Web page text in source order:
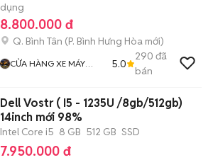
dụng
8.800.000 đ
Q. Bình Tân (P. Bình Hưng Hòa mới)
CỬA HÀNG XE MÁY
5.0
290 đã
bán
Dell Vostr ( I5 - 1235U /8gb/512gb)
14inch mới 98%
Intel Core i5 8 GB 512 GB SSD
7.950.000 đ